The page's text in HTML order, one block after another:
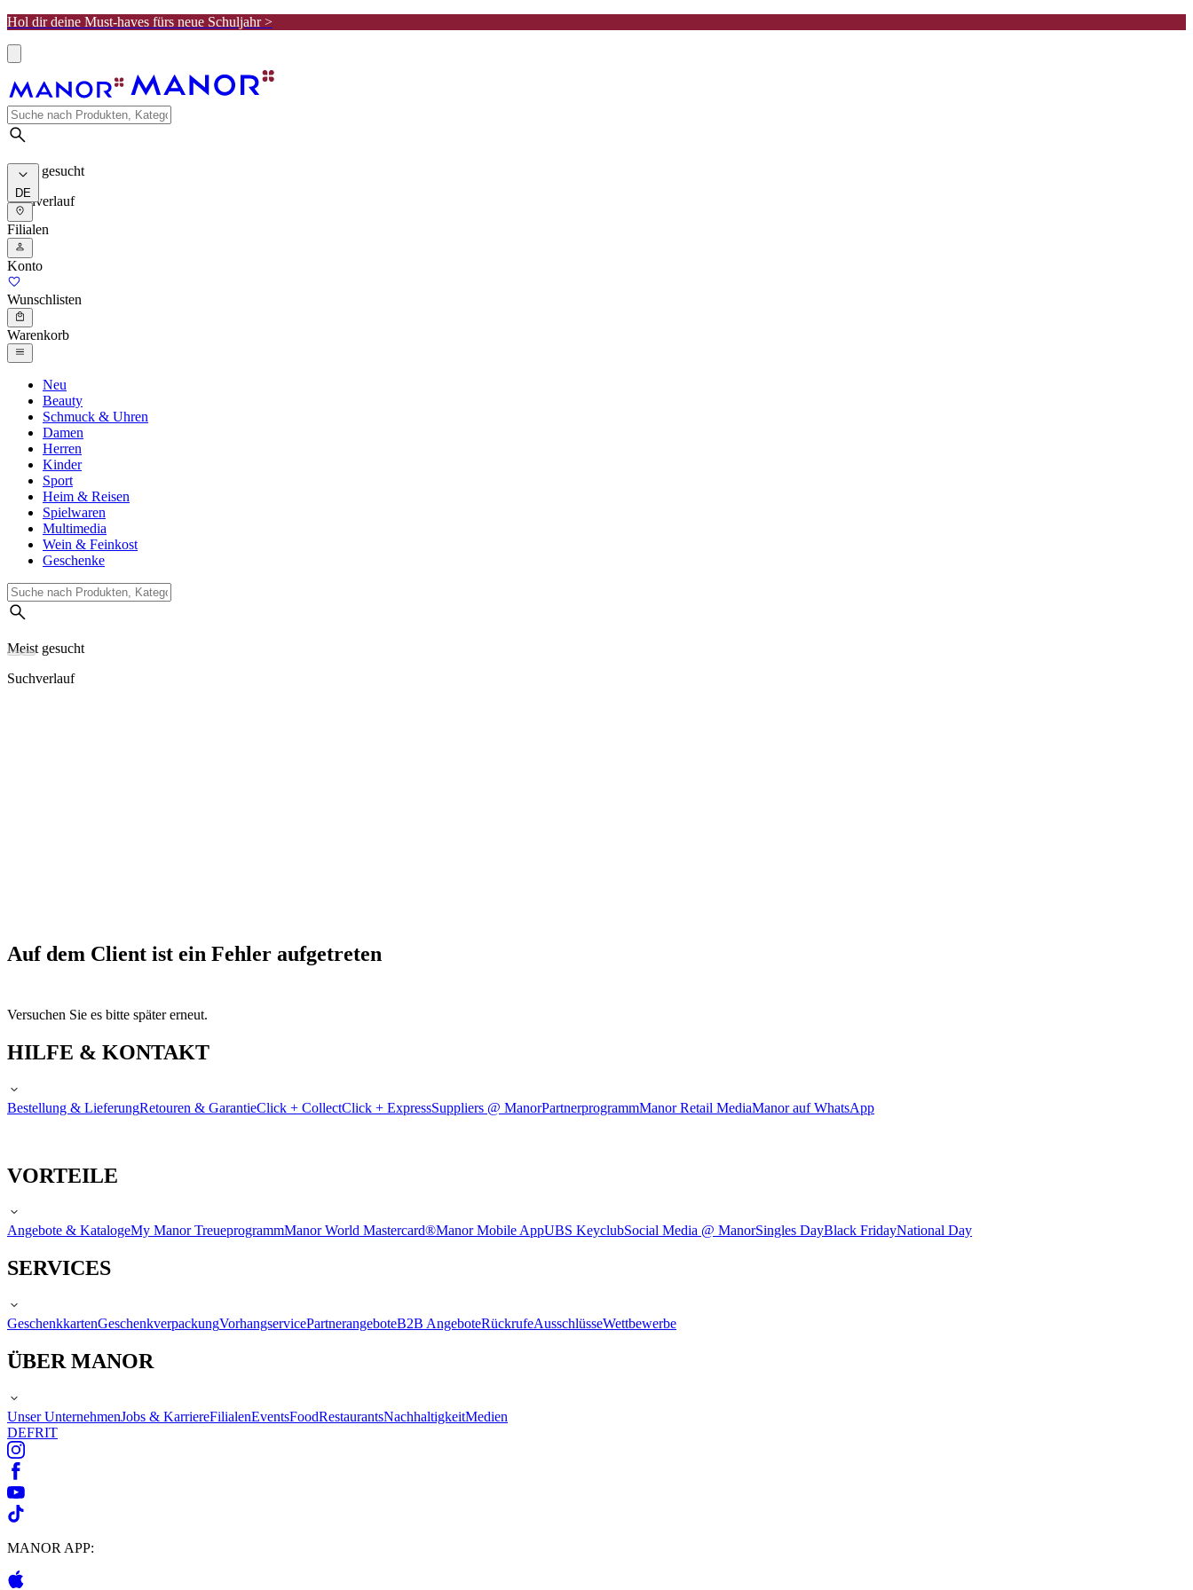
Hol dir deine Must-haves fürs neue Schuljahr >
Meist gesucht
Suchverlauf
DE
Filialen
Konto
Wunschlisten
Warenkorb
Neu
Beauty
Schmuck & Uhren
Damen
Herren
Kinder
Sport
Heim & Reisen
Spielwaren
Multimedia
Wein & Feinkost
Geschenke
Meist gesucht
Suchverlauf
Auf dem Client ist ein Fehler aufgetreten
Versuchen Sie es bitte später erneut.
HILFE & KONTAKT
Bestellung & LieferungRetouren & GarantieClick + CollectClick + ExpressSuppliers @ ManorPartnerprogrammManor Retail MediaManor auf WhatsApp
VORTEILE
Angebote & KatalogeMy Manor TreueprogrammManor World Mastercard®Manor Mobile AppUBS KeyclubSocial Media @ ManorSingles DayBlack FridayNational Day
SERVICES
GeschenkkartenGeschenkverpackungVorhangservicePartnerangeboteB2B AngeboteRückrufeAusschlüsseWettbewerbe
ÜBER MANOR
Unser UnternehmenJobs & KarriereFilialenEventsFoodRestaurantsNachhaltigkeitMedien
DEFRIT
MANOR APP: